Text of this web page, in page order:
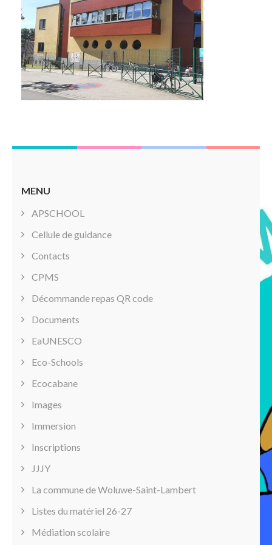
MENU
APSCHOOL
Cellule de guidance
Contacts
CPMS
Décommande repas QR code
Documents
EaUNESCO
Eco-Schools
Ecocabane
Images
Immersion
Inscriptions
JJJY
La commune de Woluwe-Saint-Lambert
Listes du matériel 26-27
Médiation scolaire